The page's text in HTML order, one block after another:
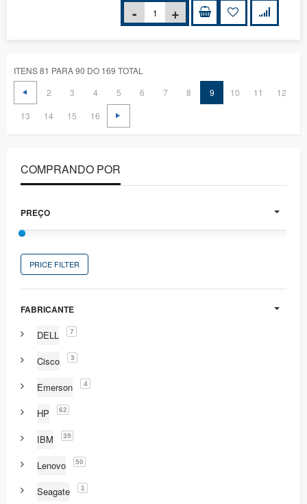
ITENS 81 PARA 90 DO 169 TOTAL
2
3 4 5 6 7 8 9 10 11
12
13
14 15 16
COMPRANDO POR
PREÇO
PRICE FILTER
FABRICANTE
DELL 7
Cisco 3
Emerson 4
HP 62
IBM 39
Lenovo 50
Seagate 1